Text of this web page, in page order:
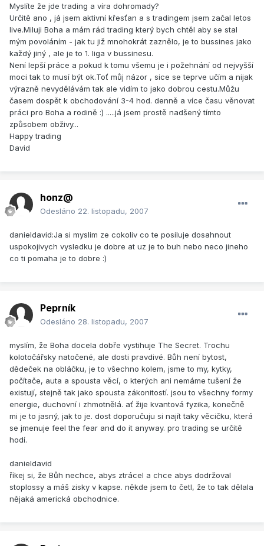
Myslíte že jde trading a víra dohromady?
Určitě ano , já jsem aktivní křesťan a s tradingem jsem začal letos
live.Miluji Boha a mám rád trading který bych chtěl aby se stal
mým povoláním - jak tu již mnohokrát zaznělo, je to bussines jako
každý jiný , ale je to 1. liga v bussinesu.
Není lepší práce a pokud k tomu všemu je i požehnání od nejvyšší
moci tak to musí být ok.Toť můj názor , sice se teprve učím a nijak
výrazně nevydělávám tak ale vidím to jako dobrou cestu.Můžu
časem dospět k obchodování 3-4 hod. denně a více času věnovat
práci pro Boha a rodině :) .....já jsem prostě nadšený tímto
způsobem obživy...
Happy trading
David
honz@
Odesláno 22. listopadu, 2007
danieldavid:Ja si myslim ze cokoliv co te posiluje dosahnout
uspokojivych vysledku je dobre at uz je to buh nebo neco jineho
co ti pomaha je to dobre :)
Peprník
Odesláno 28. listopadu, 2007
myslím, že Boha docela dobře vystihuje The Secret. Trochu
kolotočářsky natočené, ale dosti pravdivé. Bůh není bytost,
dědeček na obláčku, je to všechno kolem, jsme to my, kytky,
počítače, auta a spousta věcí, o kterých ani nemáme tušení že
existují, stejně tak jako spousta zákonitostí. jsou to všechny formy
energie, duchovní i zhmotnělá. ať žije kvantová fyzika, konečně
mi je to jasný, jak to je. dost doporučuju si najít taky věcičku, která
se jmenuje feel the fear and do it anyway. pro trading se určitě
hodí.
danieldavid
říkej si, že Bůh nechce, abys ztrácel a chce abys dodržoval
stoplossy a máš zisky v kapse. někde jsem to četl, že to tak dělala
nějaká americká obchodnice.